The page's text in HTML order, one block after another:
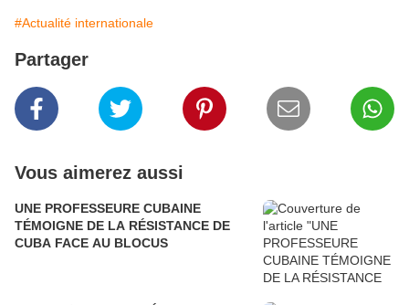
#Actualité internationale
Partager
Vous aimerez aussi
UNE PROFESSEURE CUBAINE
TÉMOIGNE DE LA RÉSISTANCE DE
CUBA FACE AU BLOCUS